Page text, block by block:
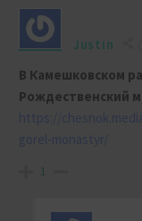
Justin
В Камешковском
Рождественский
https://
gorel-monastyr/
1